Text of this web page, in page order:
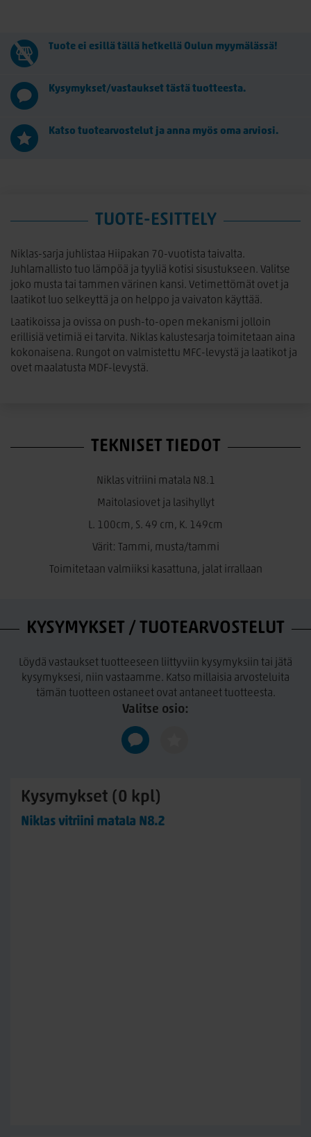
Tuote ei esillä tällä hetkellä Oulun myymälässä!
Kysymykset/vastaukset tästä tuotteesta.
Katso tuotearvostelut ja anna myös oma arviosi.
TUOTE-ESITTELY
Niklas-sarja juhlistaa Hiipakan 70-vuotista taivalta.
Juhlamallisto tuo lämpöä ja tyyliä kotisi sisustukseen. Valitse
joko musta tai tammen värinen kansi. Vetimettömät ovet ja
laatikot luo selkeyttä ja on helppo ja vaivaton käyttää.
Laatikoissa ja ovissa on push-to-open mekanismi jolloin
erillisiä vetimiä ei tarvita. Niklas kalustesarja toimitetaan aina
kokonaisena. Rungot on valmistettu MFC-levystä ja laatikot ja
ovet maalatusta MDF-levystä.
TEKNISET TIEDOT
Niklas vitriini matala N8.1
Maitolasiovet ja lasihyllyt
L. 100cm, S. 49 cm, K. 149cm
Värit: Tammi, musta/tammi
Toimitetaan valmiiksi kasattuna, jalat irrallaan
KYSYMYKSET / TUOTEARVOSTELUT
Löydä vastaukset tuotteeseen liittyviin kysymyksiin tai jätä
kysymyksesi, niin vastaamme. Katso millaisia arvosteluita
tämän tuotteen ostaneet ovat antaneet tuotteesta.
Valitse osio:
Kysymykset (0 kpl)
Niklas vitriini matala N8.2